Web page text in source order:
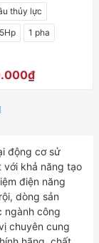
thủy lực
1 pha
động cơ sử
với khả năng tạo
điện năng
dòng sản
ngành công
chuyên cung